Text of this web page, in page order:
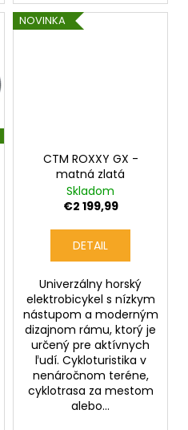
NOVINKA
CTM ROXXY GX -
matná zlatá
Skladom
€2 199,99
DETAIL
Univerzálny horský
elektrobicykel s nízkym
nástupom a moderným
dizajnom rámu, ktorý je
určený pre aktívnych
ľudí. Cykloturistika v
nenáročnom teréne,
cyklotrasa za mestom
alebo...